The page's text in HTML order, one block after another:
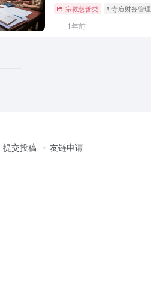
宗教慈善类 # 寺庙财务管理
1年前
提交投稿 友链申请